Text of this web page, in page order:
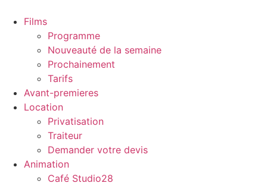
Films
Programme
Nouveauté de la semaine
Prochainement
Tarifs
Avant-premieres
Location
Privatisation
Traiteur
Demander votre devis
Animation
Café Studio28